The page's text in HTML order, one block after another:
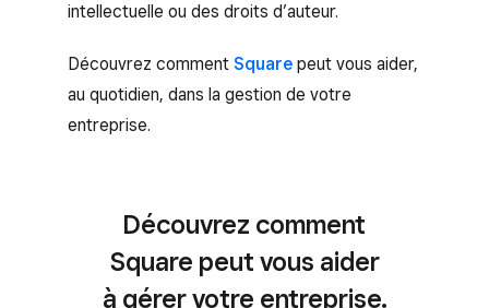
intellectuelle ou des droits d’auteur.
Découvrez comment Square peut vous aider,
au quotidien, dans la gestion de votre
entreprise.
Découvrez comment
Square peut vous aider
à gérer votre entreprise.